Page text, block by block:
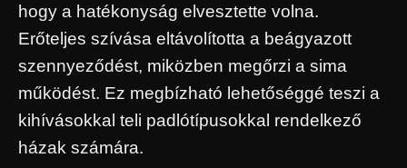
hogy a hatékonyság elvesztette volna.
Erőteljes szívása eltávolította a beágyazott
szennyeződést, miközben megőrzi a sima
működést. Ez megbízható lehetőséggé teszi a
kihívásokkal teli padlótípusokkal rendelkező
házak számára.